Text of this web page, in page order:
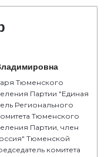
Тюменского
Партии "Единая
Регионального
Тюменского
Партии, член
Тюменской
комитета